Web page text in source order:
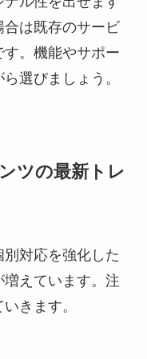
は既存のサービ
。機能やサポー
選びましょう。
ツの最新トレ
対応を強化した
えています。注
きます。